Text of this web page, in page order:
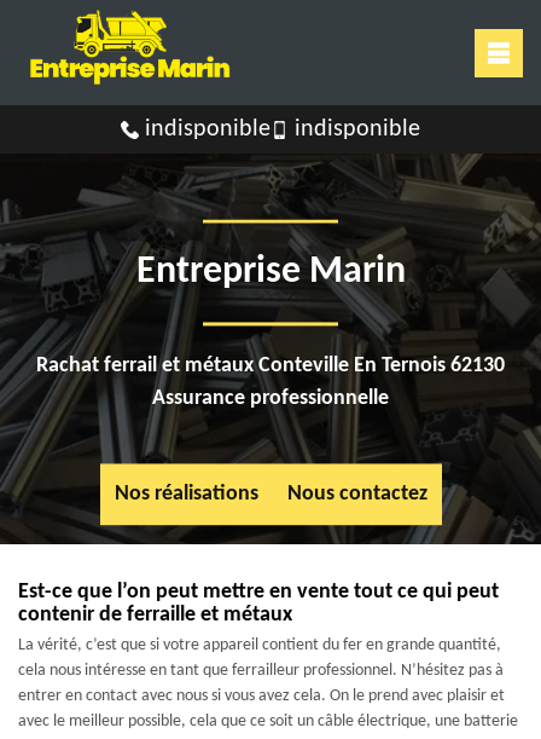
indisponible indisponible
Entreprise Marin
Rachat ferrail et métaux Conteville En Ternois 62130
Assurance professionnelle
Nos réalisations Nous contactez
Est-ce que l’on peut mettre en vente tout ce qui peut
contenir de ferraille et métaux
La vérité, c’est que si votre appareil contient du fer en grande quantité,
cela nous intéresse en tant que ferrailleur professionnel. N’hésitez pas à
entrer en contact avec nous si vous avez cela. On le prend avec plaisir et
avec le meilleur possible, cela que ce soit un câble électrique, une batterie